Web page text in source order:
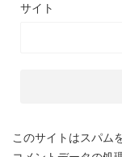
サイト
このサイトはスパム